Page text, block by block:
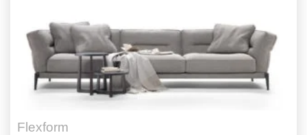
Flexform